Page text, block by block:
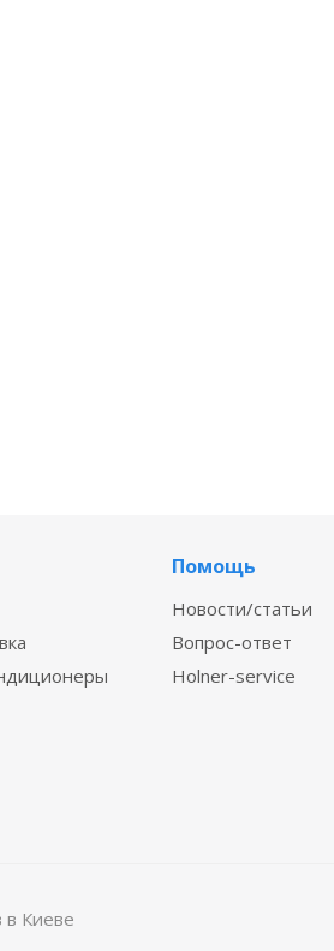
Помощь
Новости/статьи
Вопрос-ответ
Holner-service
Киеве